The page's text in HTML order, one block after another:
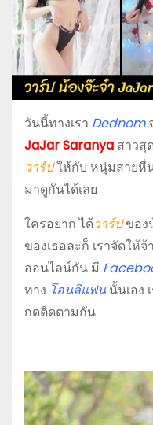
วันนี้ทางเรา Dednom
JaJar Saranya สาวสุ
วาร์ปให้กับ หนุ่มสายหื่
มาดูกันได้เลย
ใครอยาก ได้วาร์ปของ
ของเธอละก็ เราจัดให้
ออนไลน์กัน มี
ทาง โอนลี่แฟน นั้นเอง
กดติดตามกัน